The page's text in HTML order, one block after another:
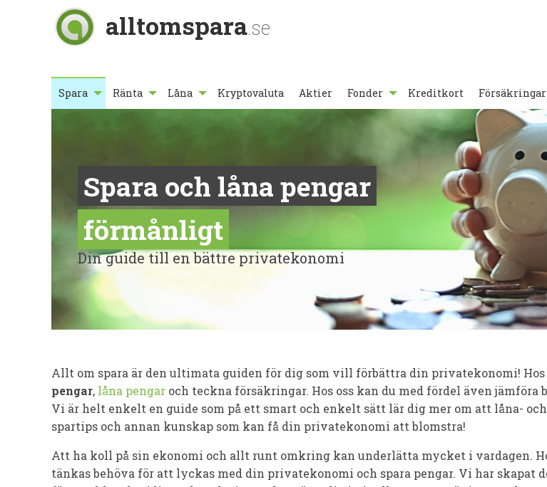
alltomspara.se
Spara Ränta Låna Kryptovaluta Aktier Fonder Kreditkort Försäkringar
Spara och låna pengar
förmånligt
Din guide till en bättre privatekonomi
Allt om spara är den ultimata guiden för dig som vill förbättra din privatekonomi!
pengar, låna pengar och teckna försäkringar. Hos oss kan du med fördel även
Vi är helt enkelt en guide som på ett smart och enkelt sätt lär dig mer om att låna-
spartips och annan kunskap som kan få din privatekonomi att blomstra!
Att ha koll på sin ekonomi och allt runt omkring kan underlätta mycket i vardagen.
tänkas behöva för att lyckas med din privatekonomi och spara pengar. Vi har skapat